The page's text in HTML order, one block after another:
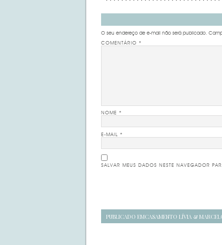
O seu endereço de e-mail não será publicado.
COMENTÁRIO *
NOME *
E-MAIL *
SALVAR MEUS DADOS NESTE NAVEGADOR
Navegação
PUBLICADO EMCASAMENTO LÍVIA &